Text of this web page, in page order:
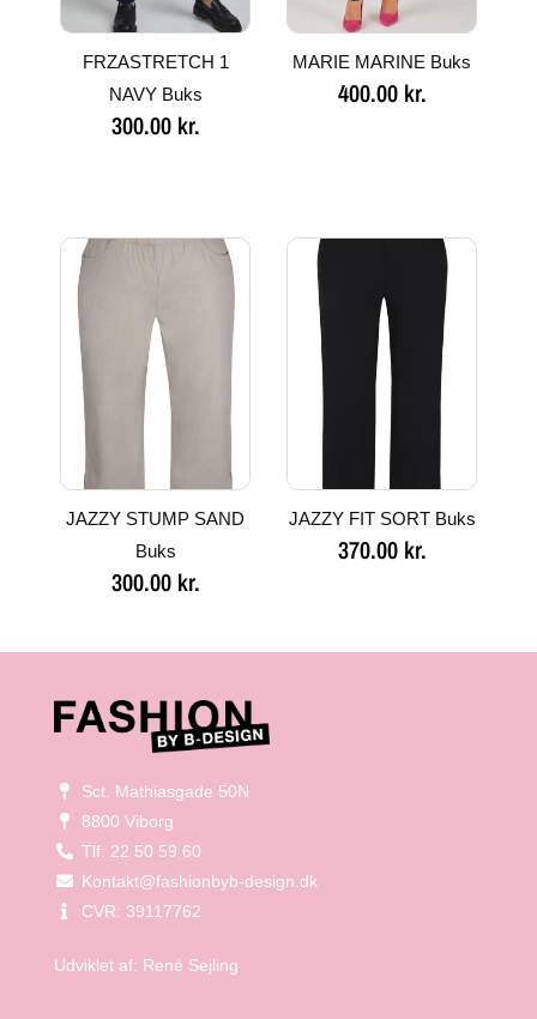
FRZASTRETCH 1
NAVY Buks
300.00 kr.
MARIE MARINE Buks
400.00 kr.
JAZZY STUMP SAND
Buks
300.00 kr.
JAZZY FIT SORT Buks
370.00 kr.
Sct. Mathiasgade 50N
8800 Viborg
Tlf: 22 50 59 60
Kontakt@fashionbyb-design.dk
CVR: 39117762
Udviklet af: René Sejling